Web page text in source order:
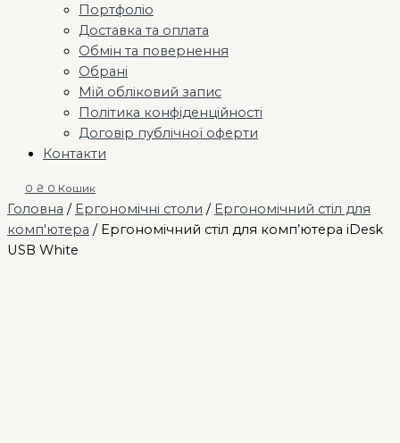
Портфоліо
Доставка та оплата
Обмін та повернення
Обрані
Мій обліковий запис
Політика конфіденційності
Договір публічної оферти
Контакти
0 ₴ 0 Кошик
Головна / Ергономічні столи / Ергономічний стіл для
комп'ютера / Ергономічний стіл для комп’ютера iDesk
USB White